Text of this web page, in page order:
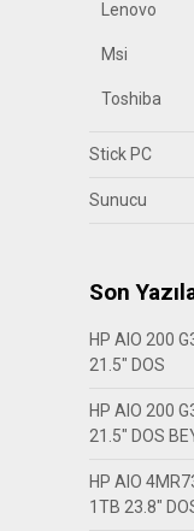
Lenovo
Msi
Toshiba
Stick PC
Sunucu
Son
HP AIO 200
21.5″ DOS
HP AIO 200
21.5″ DOS
HP AIO
1TB 23.8″